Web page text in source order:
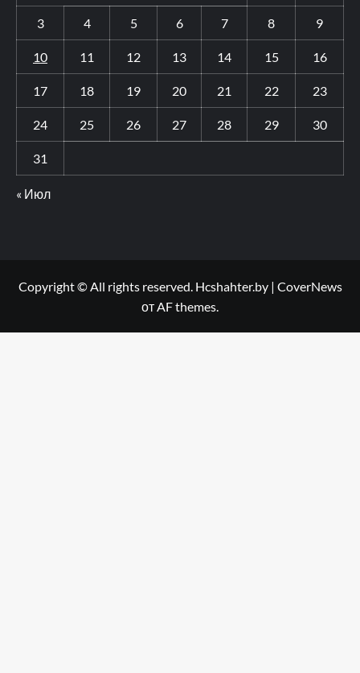
3 4 5 6 7 8 9
10 11 12 13 14 15 16
17 18 19 20 21 22 23
24 25 26 27 28 29 30
31
« Июл
Copyright © All rights reserved. Hcshahter.by | CoverNews
от AF themes.